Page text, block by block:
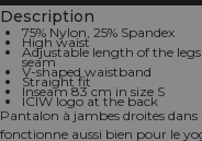
Description
75% Nylon, 25% Spandex
High waist
Adjustable length of the
seam
V-shaped waistband
Straight fit
Inseam 83 cm in size S
ICIW logo at the back
Pantalon à jambes droites
fonctionne aussi bien pour le